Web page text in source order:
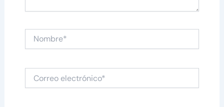
Nombre*
electrónico*